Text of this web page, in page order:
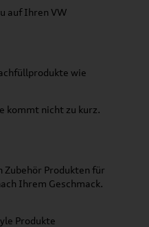
auf Ihren VW
wie
kommt nicht zu kurz.
Zubehör Produkten für
Ihrem Geschmack.
Produkte